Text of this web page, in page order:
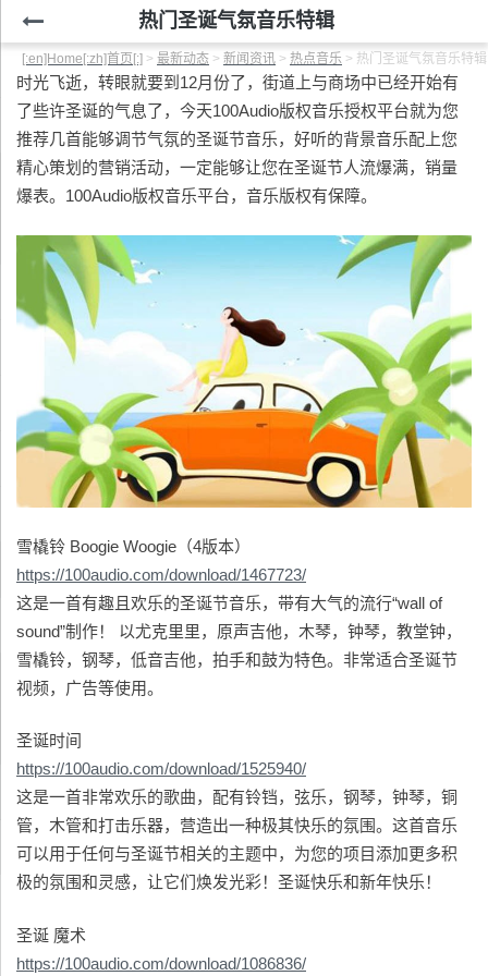
热门圣诞气氛音乐特辑
[:en]Home[:zh]首页[:] > 最新动态 > 新闻资讯 > 热点音乐 > 热门圣诞气氛音乐特辑
时光飞逝，转眼就要到12月份了，街道上与商场中已经开始有
了些许圣诞的气息了，今天100Audio版权音乐授权平台就为您
推荐几首能够调节气氛的圣诞节音乐，好听的背景音乐配上您
精心策划的营销活动，一定能够让您在圣诞节人流爆满，销量
爆表。100Audio版权音乐平台，音乐版权有保障。
雪橇铃 Boogie Woogie（4版本）
https://100audio.com/download/1467723/
这是一首有趣且欢乐的圣诞节音乐，带有大气的流行“wall of
sound”制作！ 以尤克里里，原声吉他，木琴，钟琴，教堂钟，
雪橇铃，钢琴，低音吉他，拍手和鼓为特色。非常适合圣诞节
视频，广告等使用。
圣诞时间
https://100audio.com/download/1525940/
这是一首非常欢乐的歌曲，配有铃铛，弦乐，钢琴，钟琴，铜
管，木管和打击乐器，营造出一种极其快乐的氛围。这首音乐
可以用于任何与圣诞节相关的主题中，为您的项目添加更多积
极的氛围和灵感，让它们焕发光彩！圣诞快乐和新年快乐！
圣诞 魔术
https://100audio.com/download/1086836/